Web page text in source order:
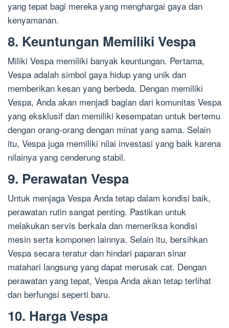
yang tepat bagi mereka yang menghargai gaya dan
kenyamanan.
8. Keuntungan Memiliki Vespa
Miliki Vespa memiliki banyak keuntungan. Pertama,
Vespa adalah simbol gaya hidup yang unik dan
memberikan kesan yang berbeda. Dengan memiliki
Vespa, Anda akan menjadi bagian dari komunitas Vespa
yang eksklusif dan memiliki kesempatan untuk bertemu
dengan orang-orang dengan minat yang sama. Selain
itu, Vespa juga memiliki nilai investasi yang baik karena
nilainya yang cenderung stabil.
9. Perawatan Vespa
Untuk menjaga Vespa Anda tetap dalam kondisi baik,
perawatan rutin sangat penting. Pastikan untuk
melakukan servis berkala dan memeriksa kondisi
mesin serta komponen lainnya. Selain itu, bersihkan
Vespa secara teratur dan hindari paparan sinar
matahari langsung yang dapat merusak cat. Dengan
perawatan yang tepat, Vespa Anda akan tetap terlihat
dan berfungsi seperti baru.
10. Harga Vespa